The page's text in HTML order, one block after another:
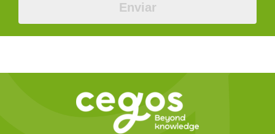
Enviar